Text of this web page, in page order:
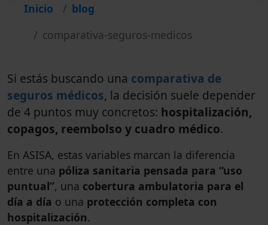
Inicio
blog
comparativa-seguros-medicos
Si estás buscando una comparativa de
seguros médicos, la decisión suele depender
de 4 puntos muy concretos: hospitalización,
copagos, reembolso y cuadro médico.
En ASISA, estas variables marcan la diferencia
entre una póliza sanitaria pensada para “uso
puntual”, una cobertura ambulatoria para el
día a día o una protección completa con
hospitalización.